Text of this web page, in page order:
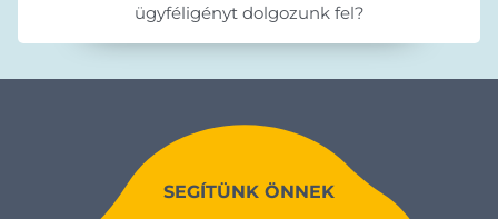
ügyféligényt dolgozunk fel?
SEGÍTÜNK ÖNNEK